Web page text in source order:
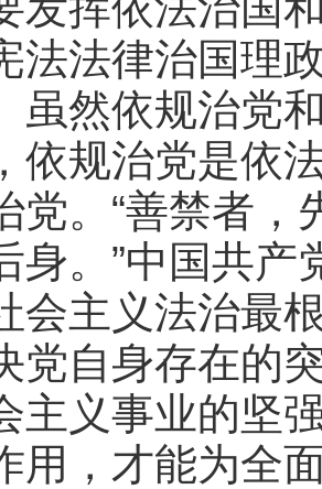
法法律治国理
虽然依规治党
依规治党是依
党。“善禁者
身。”中国共
会主义法治最
党自身存在的
主义事业的坚
用，才能为全